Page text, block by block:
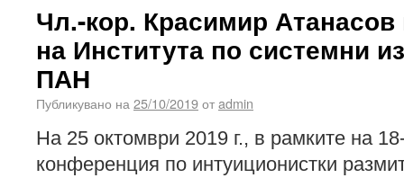
Чл.-кор. Красимир
на Института по системни
ПАН
Публикувано на 25/10/2019отadmin
На 25 октомври 2019 г., в рамките на
конференция по интуиционистки